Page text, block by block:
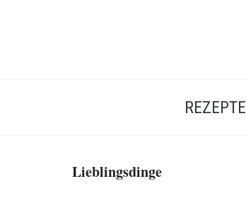
REZEPTE
Lieblingsdinge